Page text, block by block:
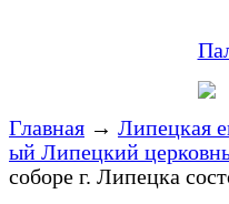
Главная → Липецкая
ый Липецкий
соборе г. Липецка